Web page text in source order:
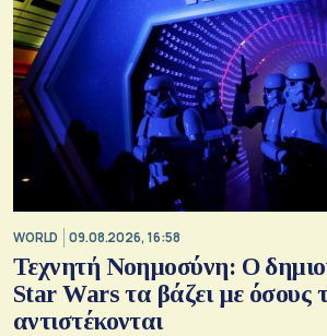
WORLD 09.08.2026, 16:58
Τεχνητή Νοημοσύνη: Ο
Star Wars τα βάζει με όσους
αντιστέκονται